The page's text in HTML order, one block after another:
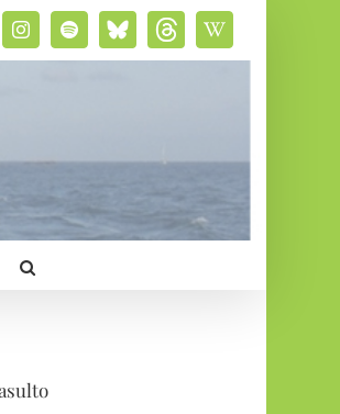
InstagramSpotifyBluesky
social
ThreadsWikipedia